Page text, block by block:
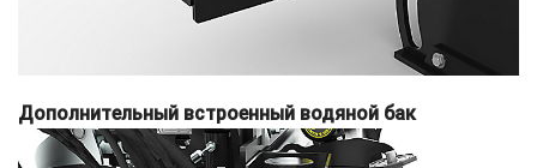
Дополнительный встроенный водяной бак